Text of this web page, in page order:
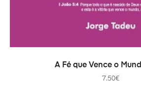
ADAUGĂ ÎN COȘ
A Fé que Vence o
7.50€